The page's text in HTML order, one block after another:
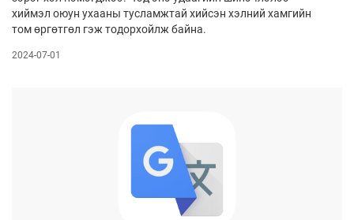
хиймэл оюун ухааны тусламжтай хийсэн хэлний хамгийн
том өргөтгөл гэж тодорхойлж байна.
2024-07-01